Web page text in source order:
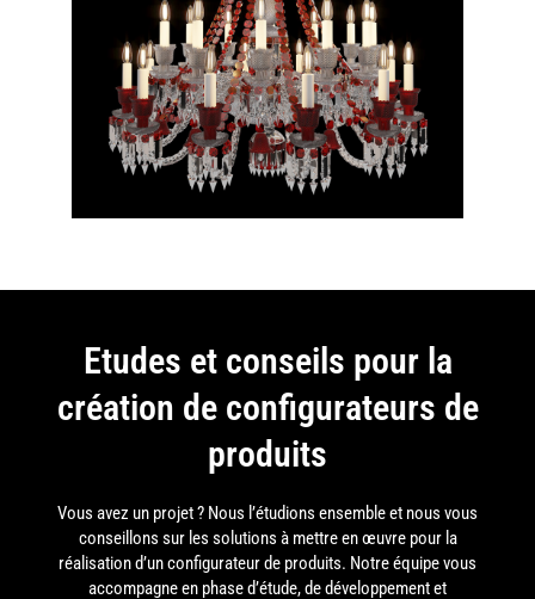
Etudes et conseils pour la
création de configurateurs de
produits
Vous avez un projet ? Nous l’étudions ensemble et nous vous
conseillons sur les solutions à mettre en œuvre pour la
réalisation d’un configurateur de produits. Notre équipe vous
accompagne en phase d’étude, de développement et